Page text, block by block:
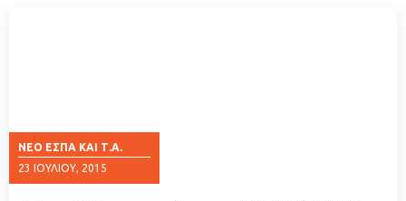
ΝΈΟ ΕΣΠΑ ΚΑΙ Τ.Α.
23 ΙΟΥΛΊΟΥ, 2015